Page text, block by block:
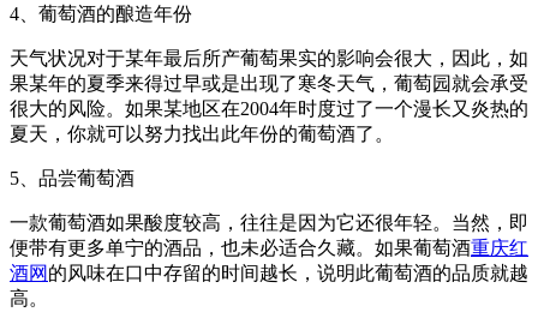
4、葡萄酒的酿造年份
天气状况对于某年最后所产葡萄果实的影响会很大，因此，如
果某年的夏季来得过早或是出现了寒冬天气，葡萄园就会承受
很大的风险。如果某地区在2004年时度过了一个漫长又炎热的
夏天，你就可以努力找出此年份的葡萄酒了。
5、品尝葡萄酒
一款葡萄酒如果酸度较高，往往是因为它还很年轻。当然，即
便带有更多单宁的酒品，也未必适合久藏。如果葡萄酒重庆红
酒网 的风味在口中存留的时间越长，说明此葡萄酒的品质就越
高。